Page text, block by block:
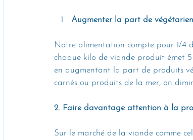
Augmenter la part de
Notre alimentation compte pour 1/4
chaque kilo de viande produit émet
en augmentant la part de produits
carnés ou produits de la mer, on
2. Faire davantage attention à la
Sur le marché de la viande comme